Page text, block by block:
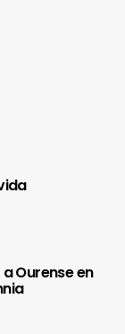
Ourense en